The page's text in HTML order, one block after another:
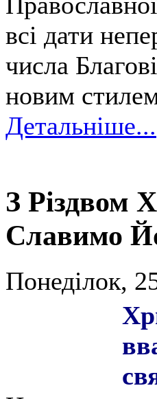
всі дати
числа
новим
Детальніше...
З Різдвом
Славимо
Понеділок,